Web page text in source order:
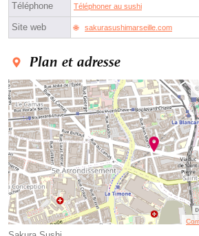
Téléphone Téléphoner au sushi
Site web sakurasushimarseille.com
Plan et adresse